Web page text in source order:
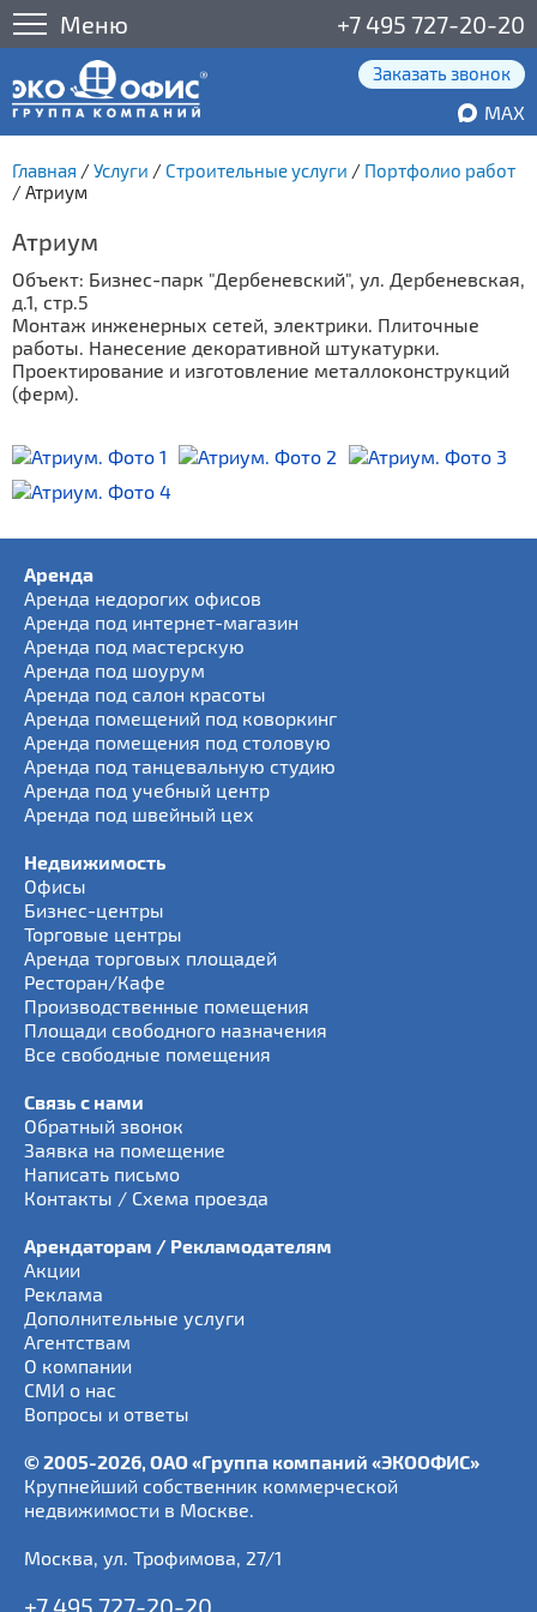
Меню +7 495 727-20-20
Заказать звонок
MAX
Главная /Услуги / Строительные услуги / Портфолио работ
/Атриум
Атриум
Объект: Бизнес-парк "Дербеневский", ул. Дербеневская,
д.1, стр.5
Монтаж инженерных сетей, электрики. Плиточные
работы. Нанесение декоративной штукатурки.
Проектирование и изготовление металлоконструкций
(ферм).
Аренда
Аренда недорогих офисов
Аренда под интернет-магазин
Аренда под мастерскую
Аренда под шоурум
Аренда под салон красоты
Аренда помещений под коворкинг
Аренда помещения под столовую
Аренда под танцевальную студию
Аренда под учебный центр
Аренда под швейный цех
Недвижимость
Офисы
Бизнес-центры
Торговые центры
Аренда торговых площадей
Ресторан/Кафе
Производственные помещения
Площади свободного назначения
Все свободные помещения
Связь с нами
Обратный звонок
Заявка на помещение
Написать письмо
Контакты / Схема проезда
Арендаторам / Рекламодателям
Акции
Реклама
Дополнительные услуги
Агентствам
О компании
СМИ о нас
Вопросы и ответы
© 2005-2026, ОАО «Группа компаний «ЭКООФИС»
Крупнейший собственник коммерческой
недвижимости в Москве.
Москва, ул. Трофимова, 27/1
+7 495 727-20-20